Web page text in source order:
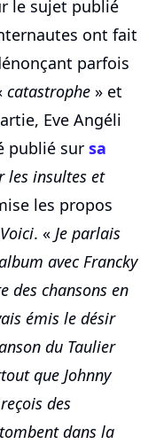
le sujet publié
ont fait
parfois
catastrophe » et
Eve Angéli
publié sur sa
les insultes et
les propos
Voici. « Je parlais
avec Francky
des chansons en
émis le désir
du Taulier
que Johnny
des
dans la